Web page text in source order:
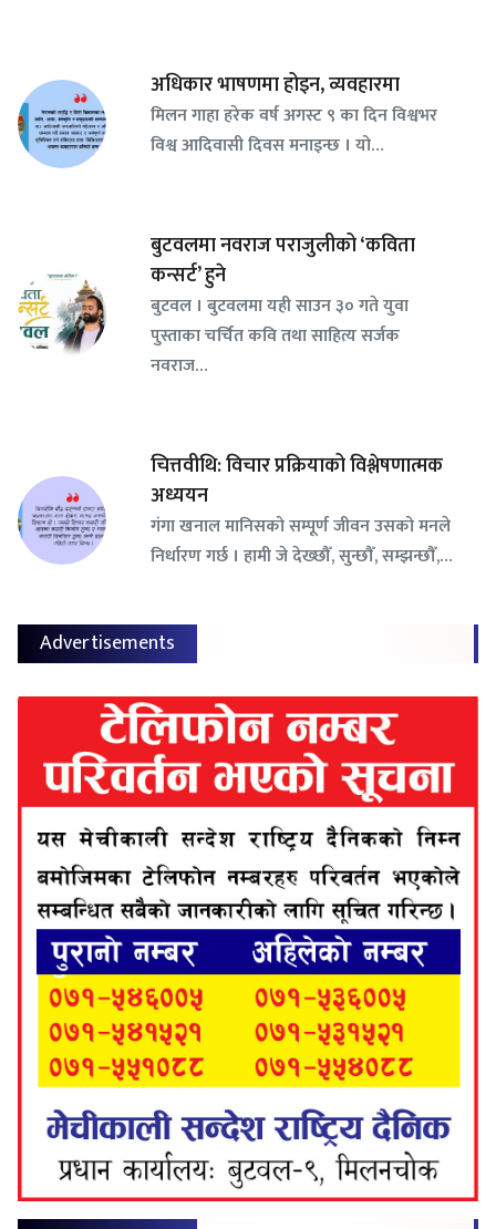
अधिकार भाषणमा होइन, व्यवहारमा
मिलन गाहा हरेक वर्ष अगस्ट ९ का दिन विश्वभर
विश्व आदिवासी दिवस मनाइन्छ । यो…
बुटवलमा नवराज पराजुलीको ‘कविता
कन्सर्ट’ हुने
बुटवल । बुटवलमा यही साउन ३० गते युवा
पुस्ताका चर्चित कवि तथा साहित्य सर्जक
नवराज…
चित्तवीथि: विचार प्रक्रियाको विश्लेषणात्मक
अध्ययन
गंगा खनाल मानिसको सम्पूर्ण जीवन उसको मनले
निर्धारण गर्छ । हामी जे देख्छौँ, सुन्छौँ, सम्झन्छौँ,…
Advertisements